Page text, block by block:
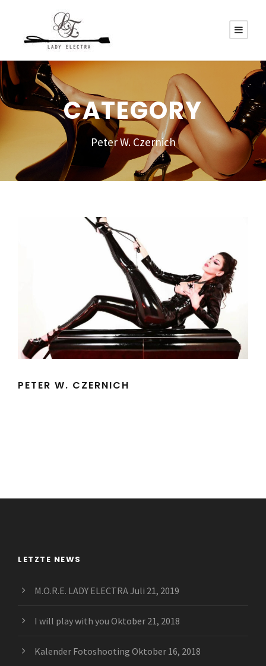
CATEGORY
Peter W. Czernich
PETER W. CZERNICH
LETZTE NEWS
M.O.R.E. LADY ELECTRA Juli 21, 2019
I will play with you Oktober 21, 2018
Kalender Fotoshooting Oktober 16, 2018